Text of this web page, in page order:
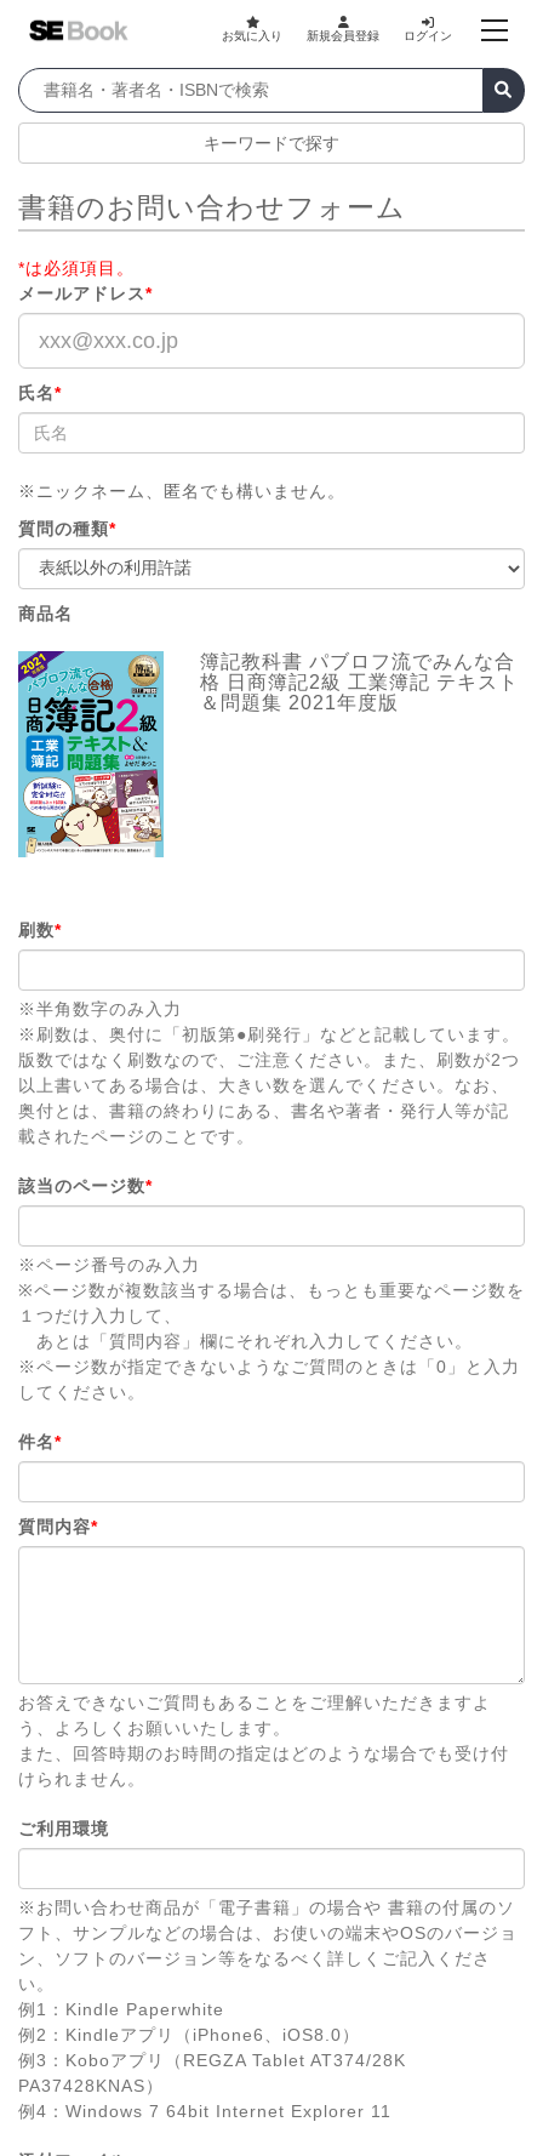
お気に入り 新規会員登録 ログイン
キーワードで探す
書籍のお問い合わせフォーム
*は必須項目。
メールアドレス*
氏名*
※ニックネーム、匿名でも構いません。
質問の種類*
商品名
簿記教科書 パブロフ流でみんな合
格 日商簿記2級 工業簿記 テキスト
＆問題集 2021年度版
刷数*
※半角数字のみ入力
※刷数は、奥付に「初版第●刷発行」などと記載しています。
版数ではなく刷数なので、ご注意ください。また、刷数が2つ
以上書いてある場合は、大きい数を選んでください。なお、
奥付とは、書籍の終わりにある、書名や著者・発行人等が記
載されたページのことです。
該当のページ数*
※ページ番号のみ入力
※ページ数が複数該当する場合は、もっとも重要なページ数を
１つだけ入力して、
あとは「質問内容」欄にそれぞれ入力してください。
※ページ数が指定できないようなご質問のときは「0」と入力
してください。
件名*
質問内容*
お答えできないご質問もあることをご理解いただきますよ
う、よろしくお願いいたします。
また、回答時期のお時間の指定はどのような場合でも受け付
けられません。
ご利用環境
※お問い合わせ商品が「電子書籍」の場合や 書籍の付属のソ
フト、サンプルなどの場合は、お使いの端末やOSのバージョ
ン、ソフトのバージョン等をなるべく詳しくご記入くださ
い。
例1：Kindle Paperwhite
例2：Kindleアプリ（iPhone6、iOS8.0）
例3：Koboアプリ（REGZA Tablet AT374/28K
PA37428KNAS）
例4：Windows 7 64bit Internet Explorer 11